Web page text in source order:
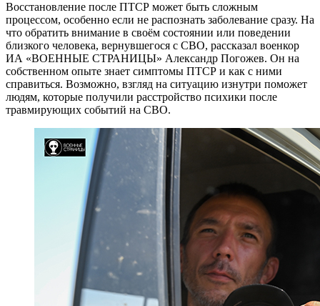
Восстановление после ПТСР может быть сложным
процессом, особенно если не распознать заболевание сразу. На
что обратить внимание в своём состоянии или поведении
близкого человека, вернувшегося с СВО, рассказал военкор
ИА «ВОЕННЫЕ СТРАНИЦЫ» Александр Погожев. Он на
собственном опыте знает симптомы ПТСР и как с ними
справиться. Возможно, взгляд на ситуацию изнутри поможет
людям, которые получили расстройство психики после
травмирующих событий на СВО.